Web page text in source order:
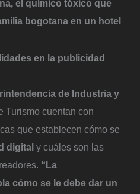
el químico tóxico que
bogotana en un hotel
en la publicidad
de Industria y
Turismo cuentan con
que establecen cómo se
digital y cuáles son las
“La
cómo se le debe dar un